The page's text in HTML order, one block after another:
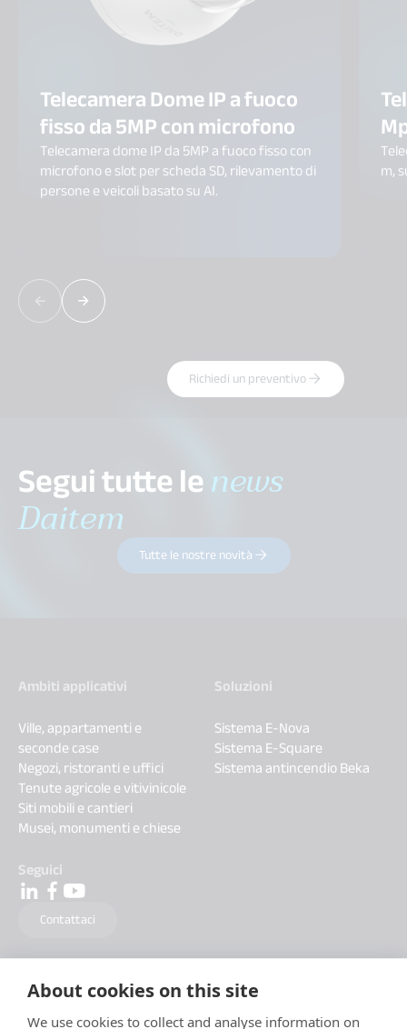
About cookies on this site
We use cookies to collect and analyse information on
Telecamera Dome IP a fuoco
fisso da 5MP con microfono
Telecamera dome IP da 5MP a fuoco fisso con
microfono e slot per scheda SD, rilevamento di
persone e veicoli basato su AI.
m,
Richiedi un preventivo
Segui tutte lenews
Daitem
Tutte le nostre novità
Ambiti applicativi
Ville, appartamenti e
seconde case
Negozi, ristoranti e uffici
Tenute agricole e vitivinicole
Siti mobili e cantieri
Musei, monumenti e chiese
Soluzioni
Sistema E-Nova
Sistema E-Square
Sistema antincendio Beka
Seguici
Contattaci